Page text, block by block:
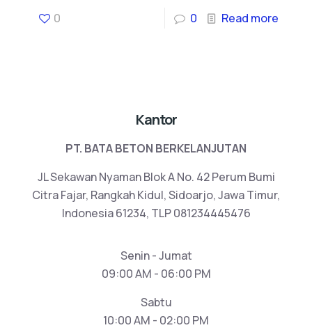
0 0 Read more
Kantor
PT. BATA BETON BERKELANJUTAN
JL Sekawan Nyaman Blok A No. 42 Perum Bumi
Citra Fajar, Rangkah Kidul, Sidoarjo, Jawa Timur,
Indonesia 61234, TLP 081234445476
Senin - Jumat
09:00 AM - 06:00 PM
Sabtu
10:00 AM - 02:00 PM